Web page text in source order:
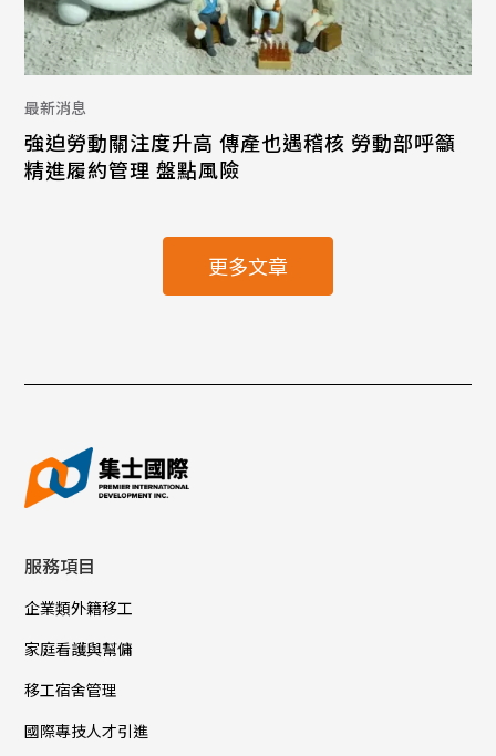
最新消息
強迫勞動關注度升高 傳產也遇稽核 勞動部呼籲
精進履約管理 盤點風險
更多文章
服務項目
企業類外籍移工
家庭看護與幫傭
移工宿舍管理
國際專技人才引進